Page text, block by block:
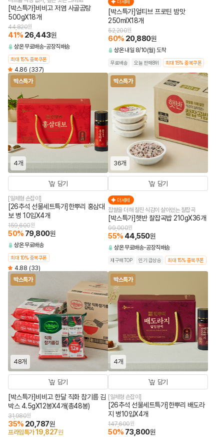
[박스특가]비비고 저염 사골곰탕
500gX18개
44,820원
41% 26,443원
상온무료배송 공장직배송
최대 15% 중복쿠폰
4.86 (337)
더세페
[박스특가]얼티브 프로틴 밤맛
250mlX18개
52,200원
60% 20,880원
상온 내일 8/10(월) 도착
무료배송 오늘 판매8위 최대 15% 중복쿠폰
박스특가
4개
담기
[일체형 손잡이]
[26추석 선물세트특가]한뿌리 홍삼대
보 병 10입X4개
159,600원
50% 79,800원
상온무료배송
최대 10% 중복쿠폰
4.88 (33)
박스특가
36개
담기
더세페
찹쌀을 더해 찰진 식감이 살아있는 찰잡곡
[박스특가]햇반 찰잡곡밥 210gX36개
99,000원
55% 44,550원
상온무료배송 공장직배송
재구매TOP 인기 급상승 최대 15% 중복쿠폰
박스특가
48개
담기
[박스특가]비비고 한달 직화 참기름 김
박스 4.5gX12봉X4개(총48봉)
31,980원
35% 20,787원
프라임특가19,827원
박스특가
4개
담기
[일체형 손잡이]
[26추석 선물세트특가]한뿌리 배도라
지 병10입X4개
147,600원
50% 73,800원